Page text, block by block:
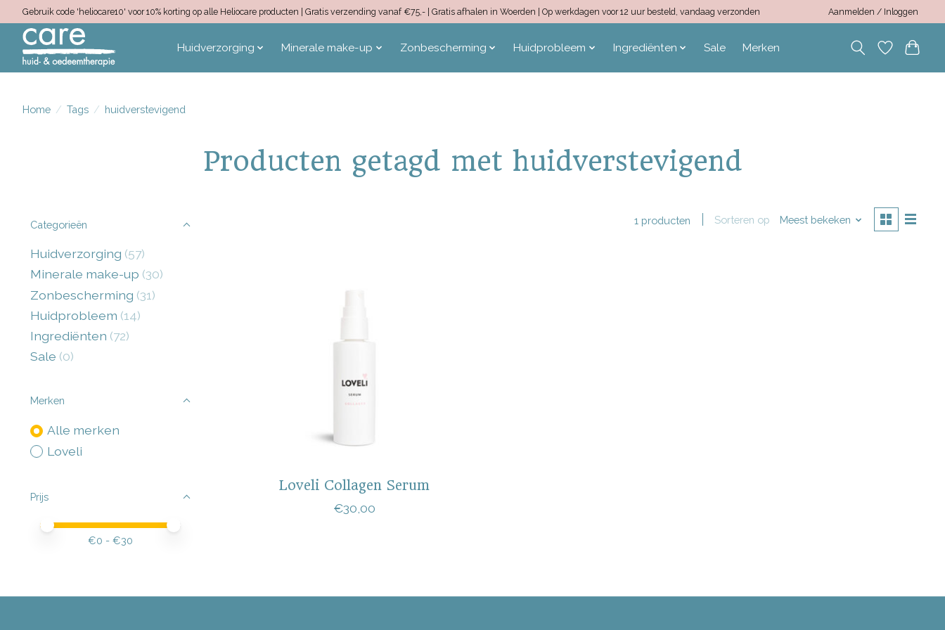
Gebruik code 'heliocare10' voor 10% korting op alle Heliocare producten | Gratis verzending vanaf €75,- | Gratis afhalen in Woerden | Op werkdagen voor 12 uur besteld, vandaag verzonden Aanmelden / Inloggen
Huidverzorging Minerale make-up Zonbescherming Huidprobleem Ingrediënten Sale Merken
Home / Tags / huidverstevigend
Producten getagd met huidverstevigend
Categorieën
Huidverzorging (57)
Minerale make-up (30)
Zonbescherming (31)
Huidprobleem (14)
Ingrediënten (72)
Sale (0)
Merken
Alle merken
Loveli
Prijs
Minimale prijswaarde
Price maximum value
€0 - €30
1 producten Sorteren op Meest bekeken
Loveli Collagen Serum
€30,00